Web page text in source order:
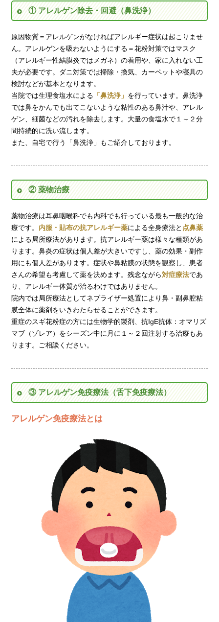
① アレルゲン除去・回避（鼻洗浄）
原因物質＝アレルゲンがなければアレルギー症状は起こりませ
ん。アレルゲンを吸わないようにする＝花粉対策ではマスク
（アレルギー性結膜炎ではメガネ）の着用や、家に入れない工
夫が必要です。ダニ対策では掃除・換気、カーペットや寝具の
検討などが基本となります。
当院では生理食塩水による 「鼻洗浄」 を行っています。鼻洗浄
では鼻をかんでも出てこないような粘性のある鼻汁や、アレル
ゲン、細菌などの汚れを除去します。大量の食塩水で１～２分
間持続的に洗い流します。
また、自宅で行う「鼻洗浄」もご紹介しております。
② 薬物治療
薬物治療は耳鼻咽喉科でも内科でも行っている最も一般的な治
療です。 内服・貼布の抗アレルギー薬による全身療法と 点鼻薬
による局所療法があります。抗アレルギー薬は様々な種類があ
ります。鼻炎の症状は個人差が大きいですし、薬の効果・副作
用にも個人差があります。症状や鼻粘膜の状態を観察し、患者
さんの希望も考慮して薬を決めます。残念ながら対症療法であ
り、アレルギー体質が治るわけではありません。
院内では局所療法としてネブライザー処置により鼻・副鼻腔粘
膜全体に薬剤をいきわたらせることができます。
重症のスギ花粉症の方には生物学的製剤、抗IgE抗体：オマリズ
マブ（ゾレア）をシーズン中に月に１～２回注射する治療もあ
ります。ご相談ください。
③ アレルゲン免疫療法（舌下免疫療法）
アレルゲン免疫療法とは